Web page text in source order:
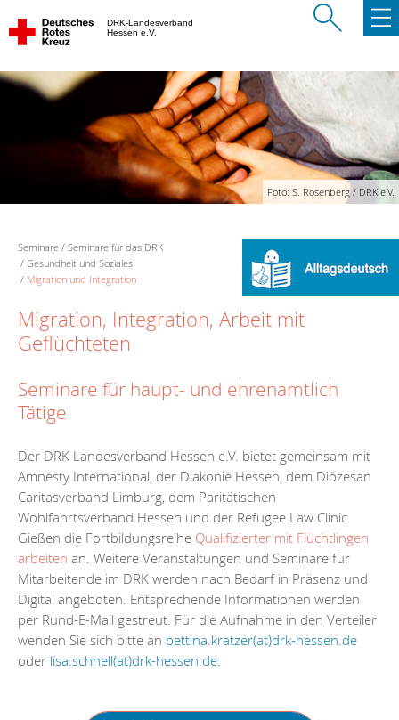
DRK-Landesverband
Hessen e.V.
Foto: S. Rosenberg / DRK e.V.
Seminare
Seminare für das DRK
Gesundheit und Soziales
Migration und Integration
Migration, Integration, Arbeit mit
Geflüchteten
Seminare für haupt- und ehrenamtlich
Tätige
Der DRK Landesverband Hessen e.V. bietet gemeinsam mit
Amnesty International, der Diakonie Hessen, dem Diözesan
Caritasverband Limburg, dem Paritätischen
Wohlfahrtsverband Hessen und der Refugee Law Clinic
Gießen die Fortbildungsreihe Qualifizierter mit Flüchtlingen
arbeiten an. Weitere Veranstaltungen und Seminare für
Mitarbeitende im DRK werden nach Bedarf in Präsenz und
Digital angeboten. Entsprechende Informationen werden
per Rund-E-Mail gestreut. Für die Aufnahme in den Verteiler
wenden Sie sich bitte an bettina.kratzer(at)drk-hessen.de
oder lisa.schnell(at)drk-hessen.de